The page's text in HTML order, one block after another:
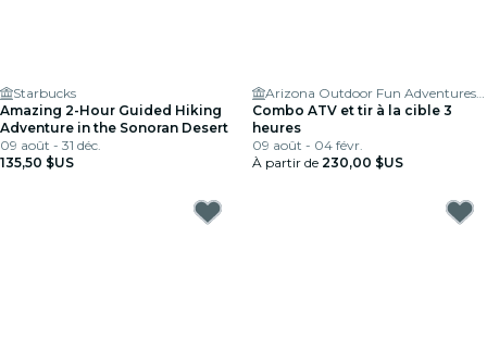
Starbucks
Amazing 2-Hour Guided Hiking
Adventure in the Sonoran Desert
09 août - 31 déc.
135,50 $US
Arizona Outdoor Fun Adventures & Tours
Combo ATV et tir à la cible 3
heures
09 août - 04 févr.
À partir de 230,00 $US